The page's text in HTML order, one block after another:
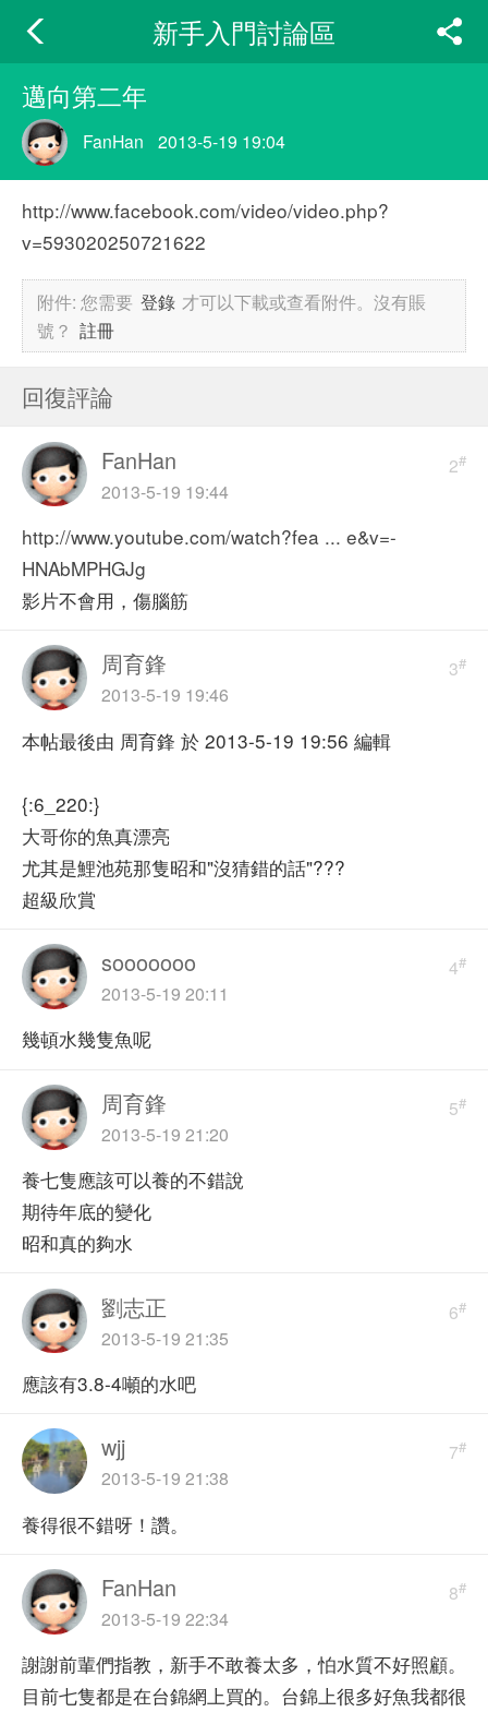
新手入門討論區
邁向第二年
FanHan 2013-5-19 19:04
http://www.facebook.com/video/video.php?
v=593020250721622
附件:您需要 登錄 才可以下載或查看附件。沒有賬
號？ 註冊
回復評論
2#
FanHan
2013-5-19 19:44
http://www.youtube.com/watch?fea ... e&v=-
HNAbMPHGJg
影片不會用，傷腦筋
3#
周育鋒
2013-5-19 19:46
本帖最後由 周育鋒 於 2013-5-19 19:56 編輯
{:6_220:}
大哥你的魚真漂亮
尤其是鯉池苑那隻昭和"沒猜錯的話"???
超級欣賞
4#
sooooooo
2013-5-19 20:11
幾頓水幾隻魚呢
5#
周育鋒
2013-5-19 21:20
養七隻應該可以養的不錯說
期待年底的變化
昭和真的夠水
6#
劉志正
2013-5-19 21:35
應該有3.8-4噸的水吧
7#
wjj
2013-5-19 21:38
養得很不錯呀！讚。
8#
FanHan
2013-5-19 22:34
謝謝前輩們指教，新手不敢養太多，怕水質不好照顧。
目前七隻都是在台錦網上買的。台錦上很多好魚我都很